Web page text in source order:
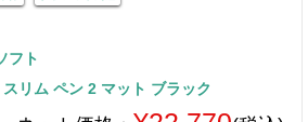
フト
リム ペン 2 マット ブラック